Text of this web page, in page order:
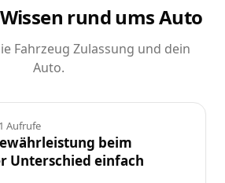
rund ums Auto
Fahrzeug Zulassung und dein
Auto.
Aufrufe
beim
Unterschied einfach